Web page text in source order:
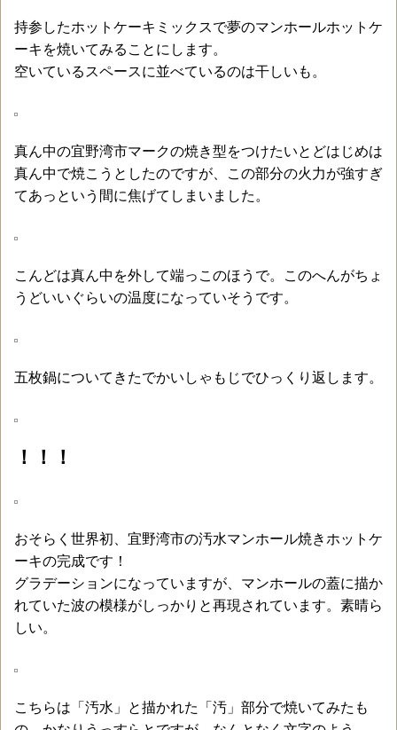
持参したホットケーキミックスで夢のマンホールホットケ
ーキを焼いてみることにします。
空いているスペースに並べているのは干しいも。
真ん中の宜野湾市マークの焼き型をつけたいとどはじめは
真ん中で焼こうとしたのですが、この部分の火力が強すぎ
てあっという間に焦げてしまいました。
こんどは真ん中を外して端っこのほうで。このへんがちょ
うどいいぐらいの温度になっていそうです。
五枚鍋についてきたでかいしゃもじでひっくり返します。
！！！
おそらく世界初、宜野湾市の汚水マンホール焼きホットケ
ーキの完成です！
グラデーションになっていますが、マンホールの蓋に描か
れていた波の模様がしっかりと再現されています。素晴ら
しい。
こちらは「汚水」と描かれた「汚」部分で焼いてみたも